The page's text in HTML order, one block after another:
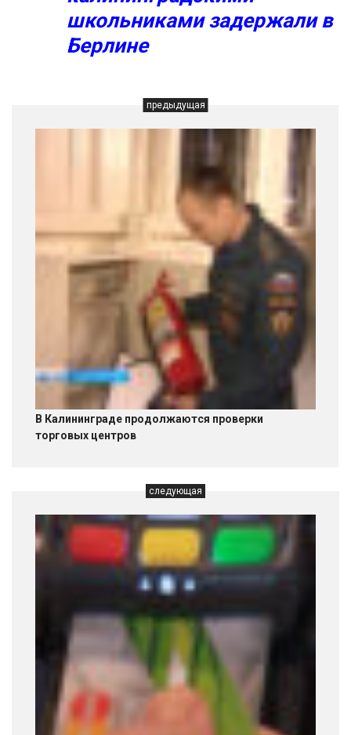
школьниками задержали в
Берлине
предыдущая
В Калининграде продолжаются проверки
торговых центров
следующая